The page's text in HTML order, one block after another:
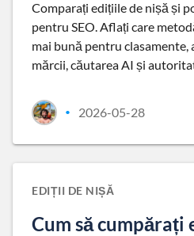
Comparați edițiile de nișă și
pentru SEO. Aflați care
mai bună pentru
mărcii, căutarea AI și
• 2026-05-28
EDIȚII DE NIȘĂ
Cum să cumpărați